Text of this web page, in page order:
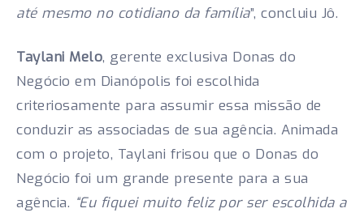
até mesmo no cotidiano da família”, concluiu Jô.
Taylani Melo, gerente exclusiva Donas do
Negócio em Dianópolis foi escolhida
criteriosamente para assumir essa missão de
conduzir as associadas de sua agência. Animada
com o projeto, Taylani frisou que o Donas do
Negócio foi um grande presente para a sua
agência. “Eu fiquei muito feliz por ser escolhida a